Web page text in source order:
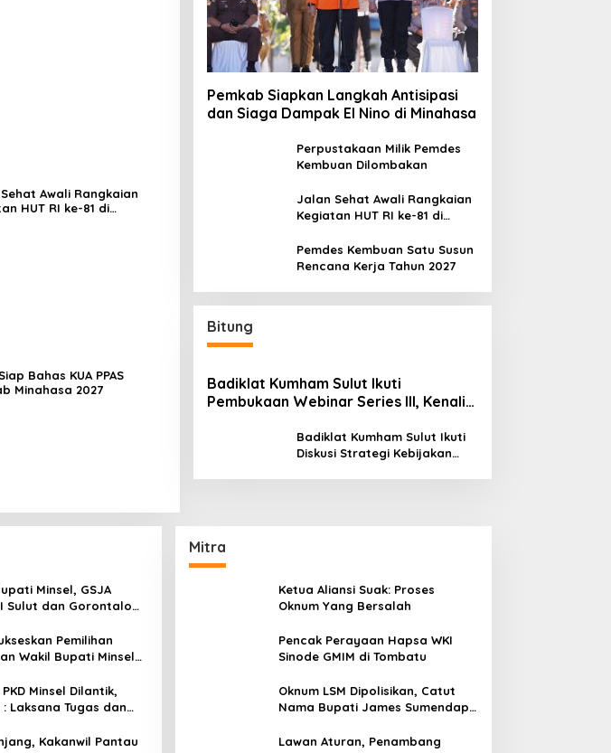
Awali Rangkaian
HUT RI ke-81 di
Bahas KUA PPAS
Minahasa 2027
Pemkab Siapkan Langkah Antisipasi
dan Siaga Dampak El Nino di Minahasa
Perpustakaan Milik Pemdes
Kembuan Dilombakan
Jalan Sehat Awali Rangkaian
Kegiatan HUT RI ke-81 di
Pemdes Kembuan Satu Susun
Rencana Kerja Tahun 2027
Bitung
Badiklat Kumham Sulut Ikuti
Pembukaan Webinar Series III, Kenali
Badiklat Kumham Sulut Ikuti
Diskusi Strategi Kebijakan
Minsel, GSJA
Sulut dan Gorontalo
Pemilihan
Wakil Bupati Minsel
Minsel Dilantik,
: Laksana Tugas dan
Kakanwil Pantau
Mitra
Ketua Aliansi Suak: Proses
Oknum Yang Bersalah
Pencak Perayaan Hapsa WKI
Sinode GMIM di Tombatu
Oknum LSM Dipolisikan, Catut
Nama Bupati James Sumendap
Lawan Aturan, Penambang